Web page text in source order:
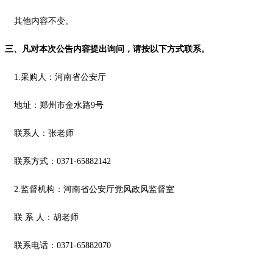
其他内容不变。
三、凡对本次公告内容提出询问，请按以下方式联系。
1.采购人：河南省公安厅
地址：郑州市金水路9号
联系人：张老师
联系方式： 0371-65882142
2.监督机构：河南省公安厅党风政风监督室
联 系 人：胡老师
联系电话： 0371-65882070